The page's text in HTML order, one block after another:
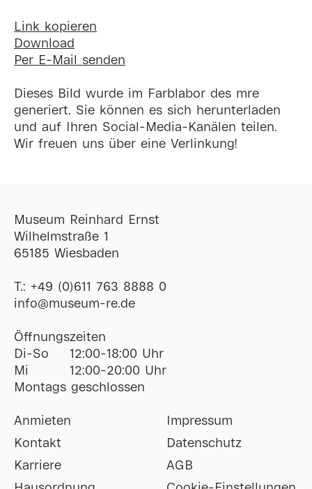
Link kopieren
Download
Per E-Mail senden
Dieses Bild wurde im Farblabor des mre
generiert. Sie können es sich herunterladen
und auf Ihren Social-Media-Kanälen teilen.
Wir freuen uns über eine Verlinkung!
Museum Reinhard Ernst
Wilhelmstraße 1
65185 Wiesbaden
T.: +49 (0)611 763 8888 0
ofni@museum-re de
Öffnungszeiten
Di-So
12:00-18:00 Uhr
Mi
12:00-20:00 Uhr
Montags geschlossen
Anmieten
Kontakt
Karriere
Impressum
Datenschutz
AGB